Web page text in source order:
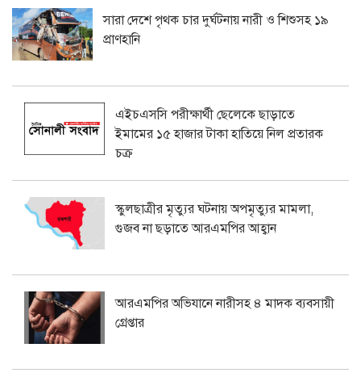
সারা দেশে পৃথক চার দুর্ঘটনায় নারী ও শিশুসহ ১৯
প্রাণহানি
এইচএসসি পরীক্ষার্থী ছেলেকে ছাড়াতে
ইমামের ১৫ হাজার টাকা হাতিয়ে নিল প্রতারক
চক্র
স্কুলছাত্রীর মৃত্যুর ঘটনায় অপমৃত্যুর মামলা,
গুজব না ছড়াতে আরএমপির আহ্বান
আরএমপির অভিযানে নারীসহ ৪ মাদক ব্যবসায়ী
গ্রেপ্তার